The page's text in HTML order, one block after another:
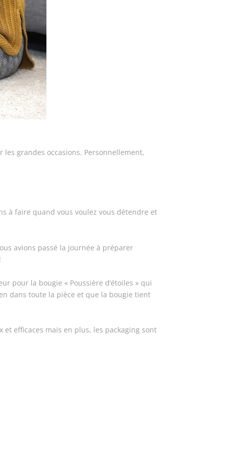
grandes occasions. Personnellement,
à faire quand vous voulez vous détendre et
avions passé la journée à préparer
pour la bougie « Poussière d’étoiles » qui
dans toute la pièce et que la bougie tient
et efficaces mais en plus, les packaging sont